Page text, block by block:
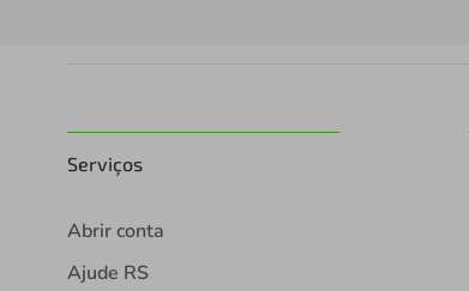
Serviços
Abrir conta
Ajude RS